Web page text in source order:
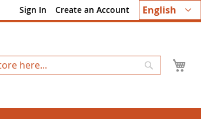
Language
English
Sign In Create an Account
Search